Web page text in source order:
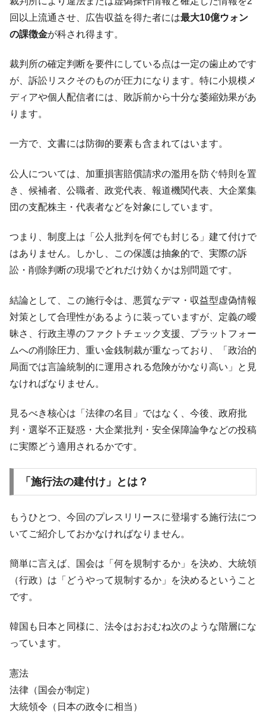
回以上流通させ、広告収益を得た者には最大10億ウォン
の課徴金が科され得ます。
裁判所の確定判断を要件にしている点は一定の歯止めです
が、訴訟リスクそのものが圧力になります。特に小規模メ
ディアや個人配信者には、敗訴前から十分な萎縮効果があ
ります。
一方で、文書には防御的要素も含まれてはいます。
公人については、加重損害賠償請求の濫用を防ぐ特則を置
き、候補者、公職者、政党代表、報道機関代表、大企業集
団の支配株主・代表者などを対象にしています。
つまり、制度上は「公人批判を何でも封じる」建て付けで
はありません。しかし、この保護は抽象的で、実際の訴
訟・削除判断の現場でどれだけ効くかは別問題です。
結論として、この施行令は、悪質なデマ・収益型虚偽情報
対策として合理性があるように装っていますが、定義の曖
昧さ、行政主導のファクトチェック支援、プラットフォー
ムへの削除圧力、重い金銭制裁が重なっており、「政治的
局面では言論統制的に運用される危険がかなり高い」と見
なければなりません。
見るべき核心は「法律の名目」ではなく、今後、政府批
判・選挙不正疑惑・大企業批判・安全保障論争などの投稿
に実際どう適用されるかです。
「施行法の建付け」とは？
もうひとつ、今回のプレスリリースに登場する施行法につ
いてご紹介しておかなければなりません。
簡単に言えば、国会は「何を規制するか」を決め、大統領
（行政）は「どうやって規制するか」を決めるということ
です。
韓国も日本と同様に、法令はおおむね次のような階層にな
っています。
憲法
法律（国会が制定）
大統領令（日本の政令に相当）